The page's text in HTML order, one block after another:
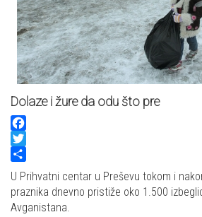
Dolaze i žure da odu što pre
Facebook
Twitter
Share
U Prihvatni centar u Preševu tokom i
praznika dnevno pristiže oko 1.500
Avganistana.